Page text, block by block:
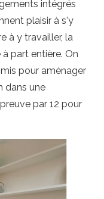
intégrés
plaisir à s'y
à y travailler, la
part entière. On
pour aménager
dans une
par 12 pour